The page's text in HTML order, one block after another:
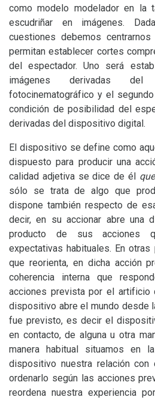
como modelo modelador en la
escudriñar en imágenes.
cuestiones debemos
permitan establecer cortes
del espectador. Uno será
imágenes derivadas del
fotocinematográfico y el
condición de posibilidad del
derivadas del dispositivo digital.
El dispositivo se define como
dispuesto para producir una
calidad adjetiva se dice de él
sólo se trata de algo que
dispone también respecto de
decir, en su accionar abre una
producto de sus acciones
expectativas habituales. En
que reorienta, en dicha acción
coherencia interna que
acciones prevista por el artificio
dispositivo abre el mundo desde
fue previsto, es decir el
en contacto, de alguna u otra
manera habitual situamos en
dispositivo nuestra relación
ordenarlo según las acciones
reordena nuestra experiencia